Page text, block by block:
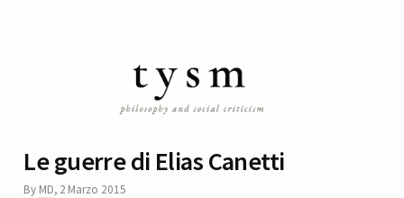
Le guerre di Elias Canetti
By MD, 2 Marzo 2015